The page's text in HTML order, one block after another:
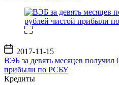
Дата
записи
2017-11-15
ВЭБ за девять месяцев получил
прибыли по РСБУ
Кредиты